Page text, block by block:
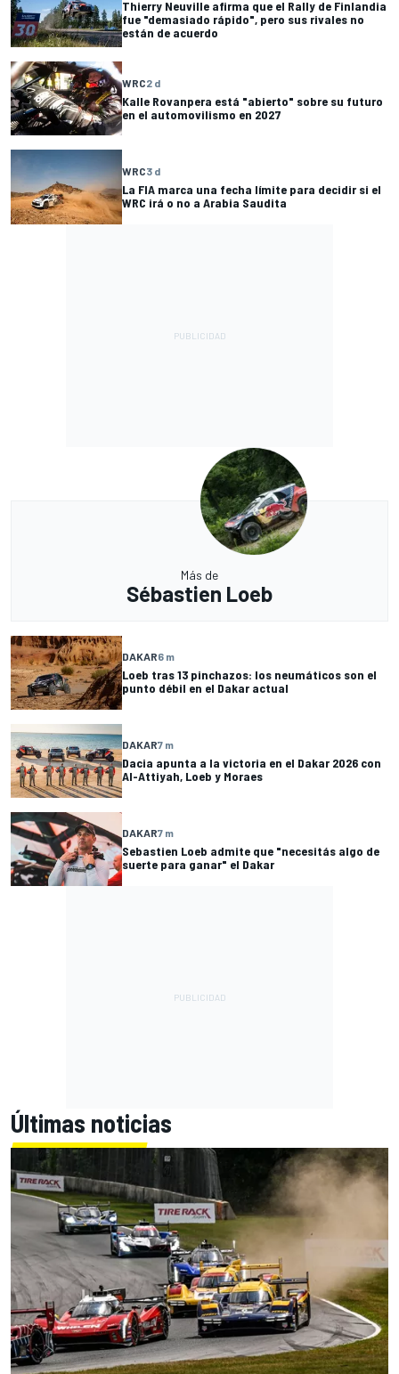
Thierry Neuville afirma que el Rally de Finlandia
fue "demasiado rápido", pero sus rivales no
están de acuerdo
WRC2 d
Kalle Rovanpera está "abierto" sobre su futuro
en el automovilismo en 2027
WRC3 d
La FIA marca una fecha límite para decidir si el
WRC irá o no a Arabia Saudita
Más de
Sébastien Loeb
DAKAR6 m
Loeb tras 13 pinchazos: los neumáticos son el
punto débil en el Dakar actual
DAKAR7 m
Dacia apunta a la victoria en el Dakar 2026 con
Al-Attiyah, Loeb y Moraes
DAKAR7 m
Sebastien Loeb admite que "necesitás algo de
suerte para ganar" el Dakar
Últimas noticias